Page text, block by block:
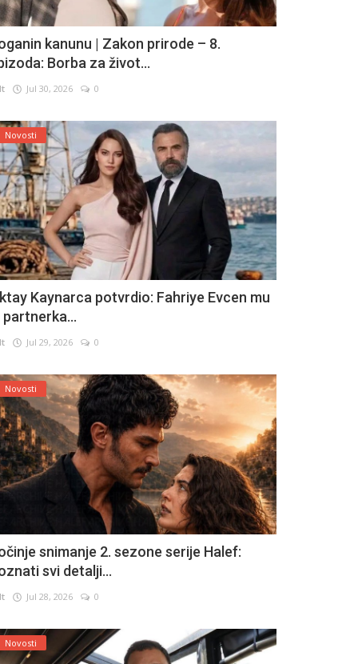
kanunu | Zakon prirode – 8.
Borba za život...
Jul 30, 2026 0
Novosti
Kaynarca potvrdio: Fahriye Evcen mu
partnerka...
Jul 29, 2026 0
Novosti
snimanje 2. sezone serije Halef:
svi detalji...
Jul 28, 2026 0
Novosti